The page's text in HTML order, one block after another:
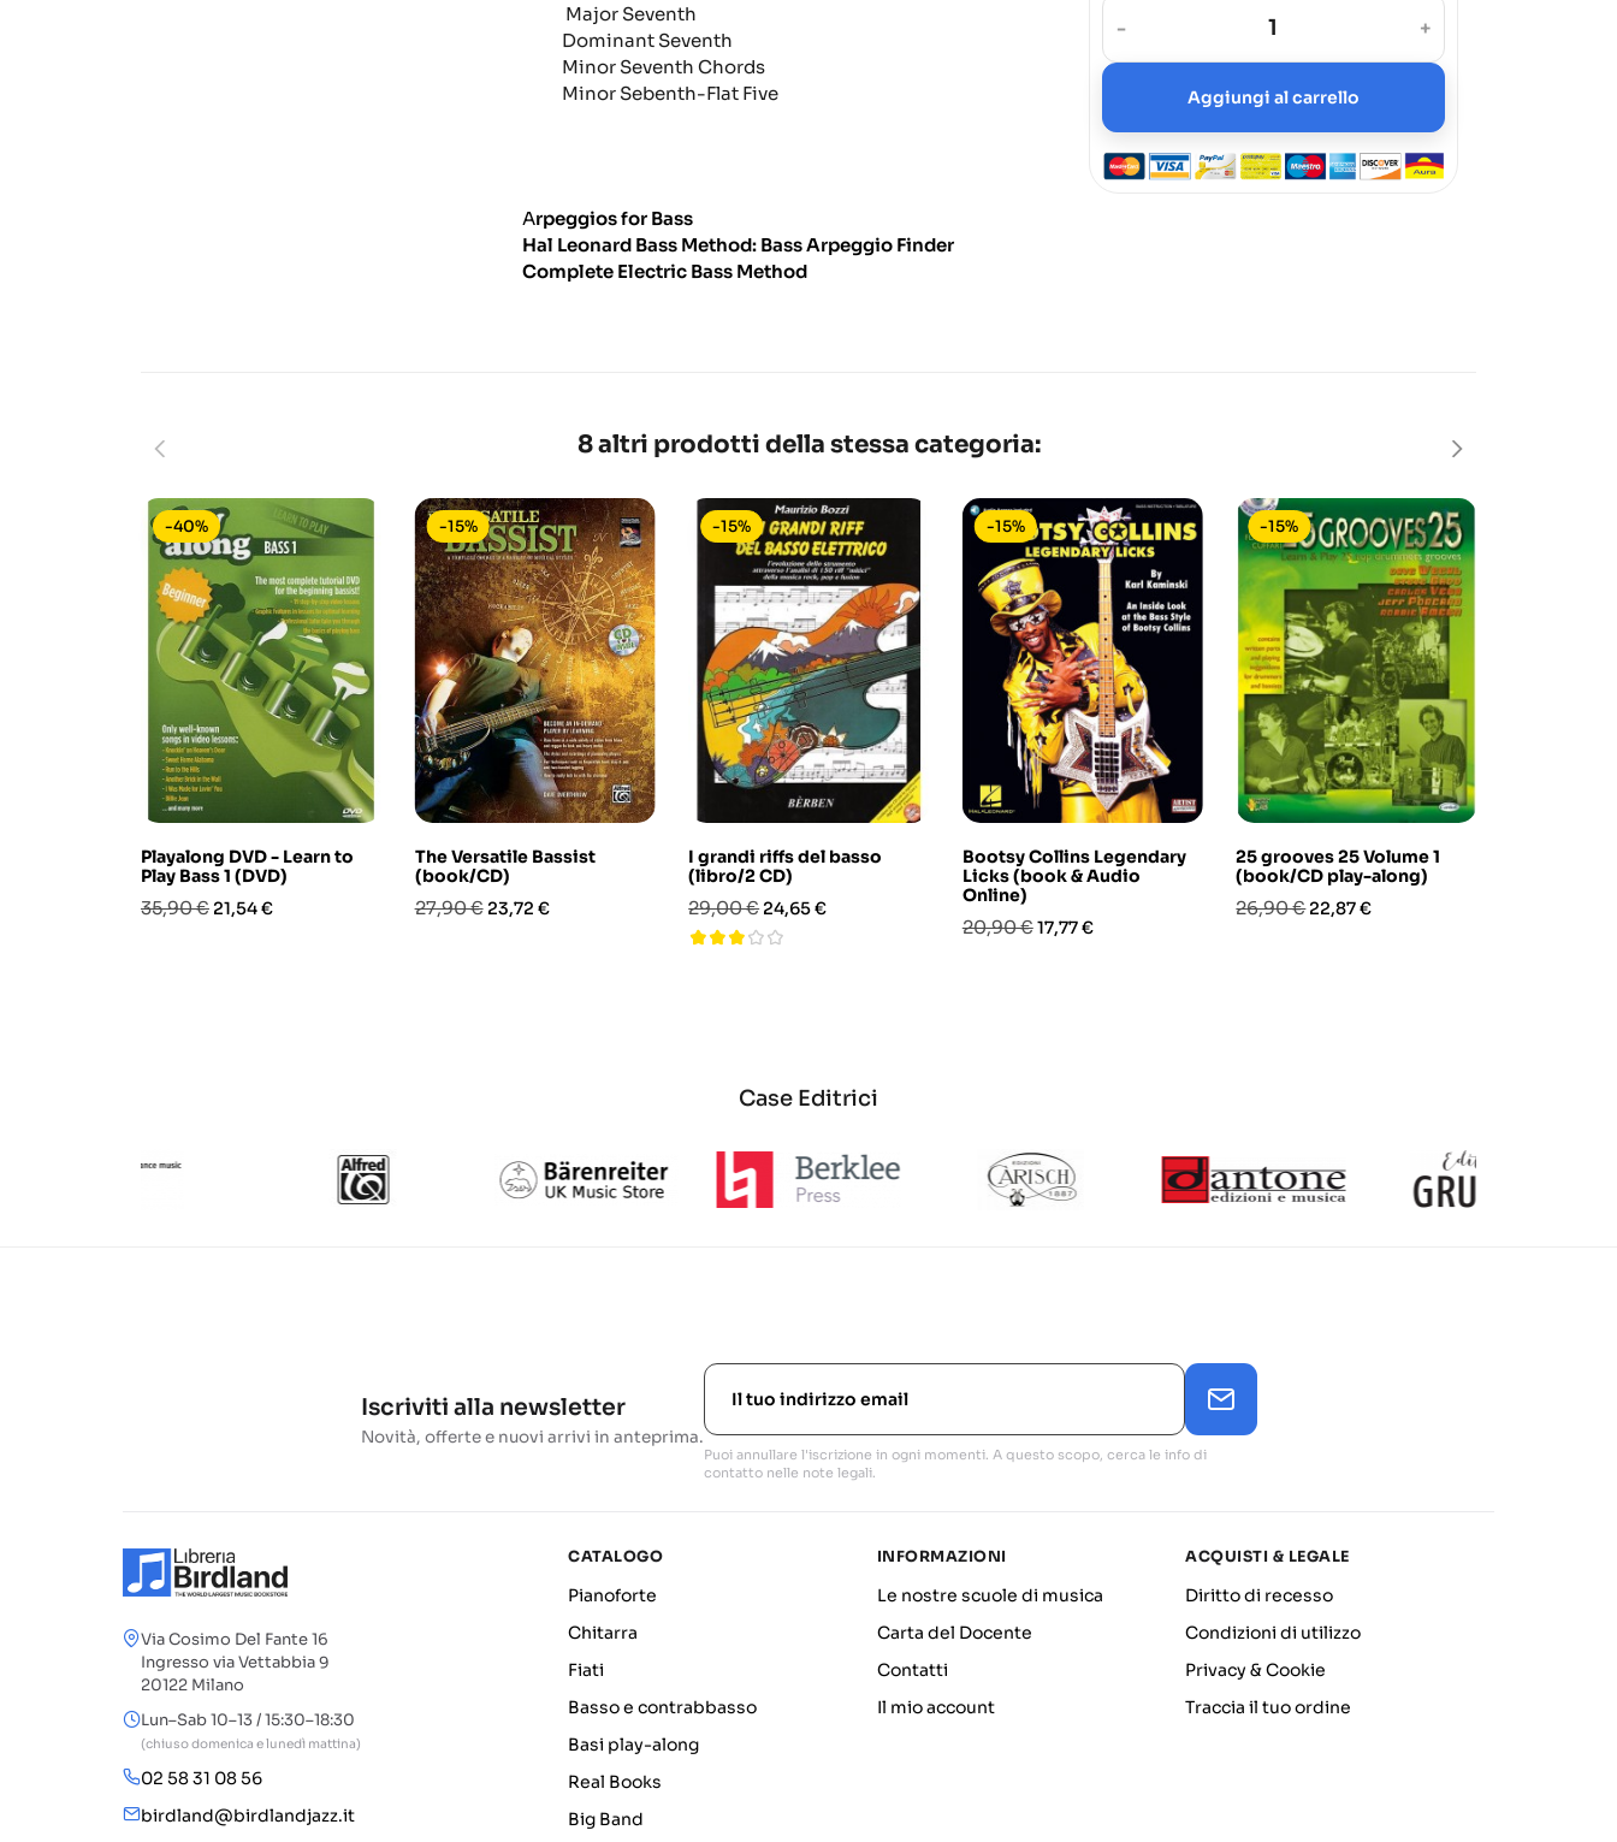
Major Seventh
Dominant Seventh
Minor Seventh Chords
Minor Sebenth-Flat Five
Arpeggios for Bass
Hal Leonard Bass Method: Bass Arpeggio Finder
Complete Electric Bass Method
- +
Aggiungi al carrello
8 altri prodotti della stessa categoria:
Playalong DVD - Learn to
Play Bass 1 (DVD)
Prezzo
35,90 € Prezzo
21,54 €
-40%
The Versatile Bassist
(book/CD)
Prezzo
27,90 € Prezzo
23,72 €
-15%
I grandi riffs del basso
(libro/2 CD)
Prezzo
base
29,00 € Prezzo
24,65 €
-15%
Bootsy Collins Legendary
Licks (book & Audio
Online)
Prezzo
20,90 €Prezzo
17,77 €
-15%
25 grooves 25 Volume 1
(book/CD play-along)
Prezzo
26,90 €Prezzo
22,87 €
-15%
Case Editrici
Iscriviti alla newsletter
Novità, offerte e nuovi arrivi in anteprima.
Puoi annullare l'iscrizione in ogni momenti. A questo scopo, cerca le info di
contatto nelle note legali.
Via Cosimo Del Fante 16
Ingresso via Vettabbia 9
20122 Milano
Lun–Sab 10–13 / 15:30–18:30
(chiuso domenica e lunedì mattina)
02 58 31 08 56
birdland@birdlandjazz.it
CATALOGO
Pianoforte
Chitarra
Fiati
Basso e contrabbasso
Basi play-along
Real Books
Big Band
INFORMAZIONI
Le nostre scuole di musica
Carta del Docente
Contatti
Il mio account
ACQUISTI & LEGALE
Diritto di recesso
Condizioni di utilizzo
Privacy & Cookie
Traccia il tuo ordine